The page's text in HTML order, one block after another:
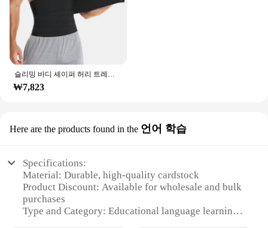
₩7,823
Here are the products found in the 언어 학습
Specifications:
Material: Durable, high-quality cardstock
Product Discount: Available for wholesale and bulk
purchases
Type and Category: Educational language learning